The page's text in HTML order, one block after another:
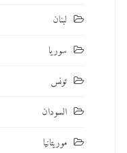
لبنان
سوريا
تونس
السودان
موريتانيا